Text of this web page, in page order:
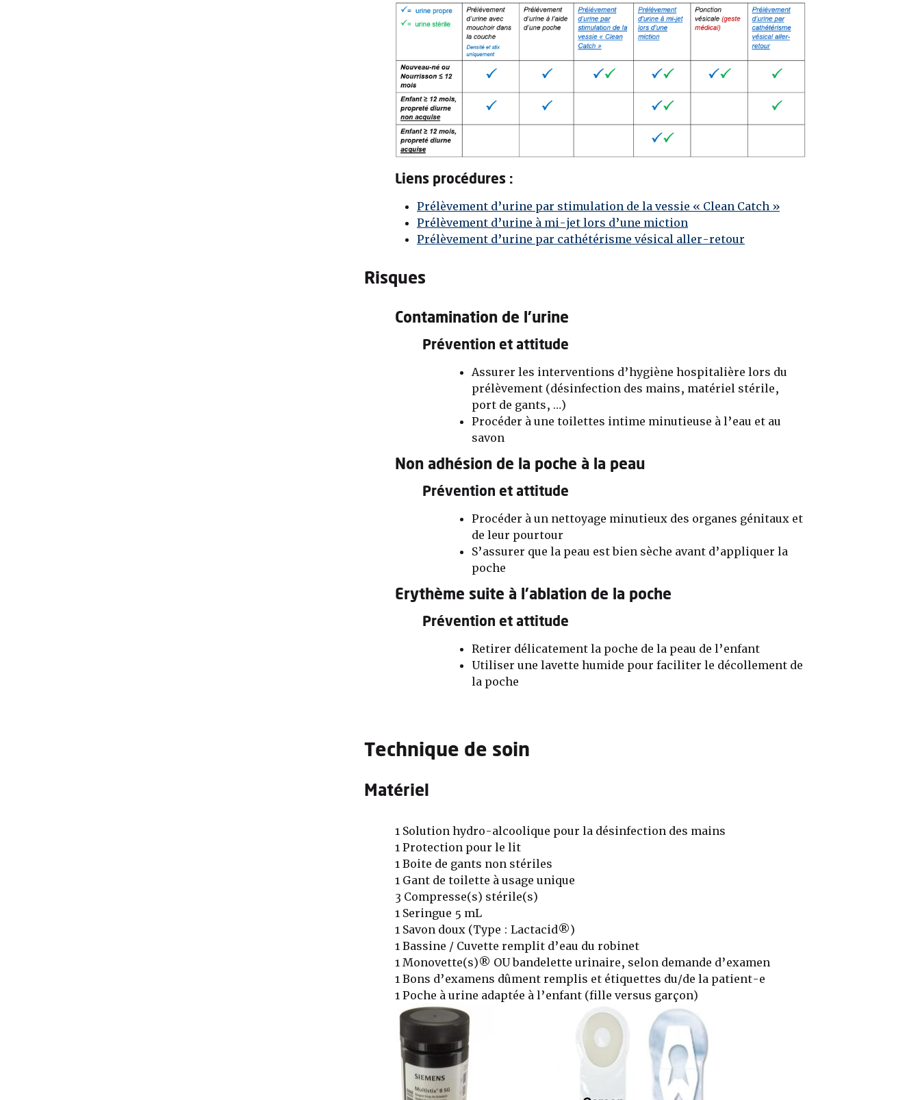
Liens procédures :
Prélèvement d’urine par stimulation de la vessie « Clean Catch »
Prélèvement d’urine à mi-jet lors d’une miction
Prélèvement d’urine par cathétérisme vésical aller-retour
Risques
Contamination de l’urine
Prévention et attitude
Assurer les interventions d’hygiène hospitalière lors du
prélèvement (désinfection des mains, matériel stérile,
port de gants, …)
Procéder à une toilettes intime minutieuse à l’eau et au
savon
Non adhésion de la poche à la peau
Prévention et attitude
Procéder à un nettoyage minutieux des organes génitaux et
de leur pourtour
S’assurer que la peau est bien sèche avant d’appliquer la
poche
Erythème suite à l’ablation de la poche
Prévention et attitude
Retirer délicatement la poche de la peau de l’enfant
Utiliser une lavette humide pour faciliter le décollement de
la poche
Technique de soin
Matériel
1 Solution hydro-alcoolique pour la désinfection des mains
1 Protection pour le lit
1 Boite de gants non stériles
1 Gant de toilette à usage unique
3 Compresse(s) stérile(s)
1 Seringue 5 mL
1 Savon doux (Type : Lactacid®)
1 Bassine / Cuvette remplit d’eau du robinet
1 Monovette(s)® OU bandelette urinaire, selon demande d’examen
1 Bons d’examens dûment remplis et étiquettes du/de la patient-e
1 Poche à urine adaptée à l’enfant (fille versus garçon)